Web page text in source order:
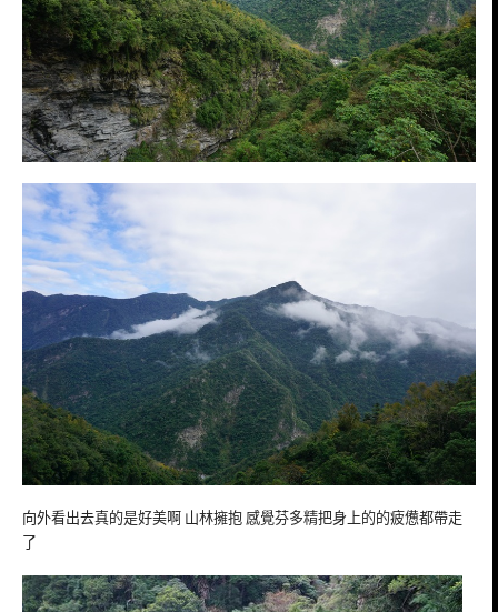
向外看出去真的是好美啊 山林擁抱 感覺芬多精把身上的的疲憊都帶走
了